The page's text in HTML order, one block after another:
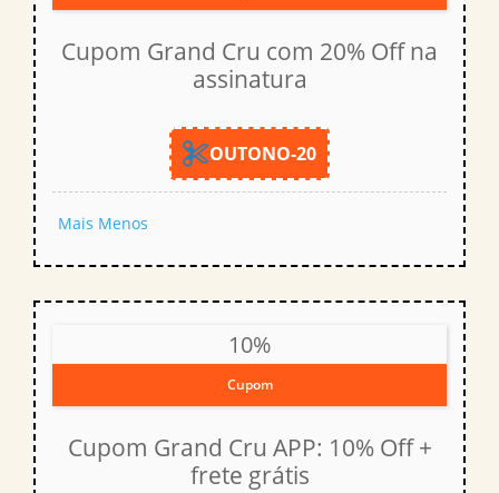
Cupom Grand Cru com 20% Off na
assinatura
OUTONO-20
Mais Menos
10%
Cupom
Cupom Grand Cru APP: 10% Off +
frete grátis